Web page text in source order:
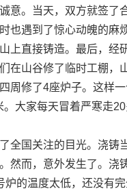
意。当天，双方就签了
遇到了惊心动魄的麻
上直接铸造。最后，经
在山谷修了临时工棚，
周修了4座炉子。这样一
。大家每天冒着严寒走
国关注的目光。浇铸
然而，意外发生了。浇
炉的温度太低，还没有